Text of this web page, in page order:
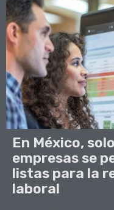
En México,
empresas se
listas para la
laboral